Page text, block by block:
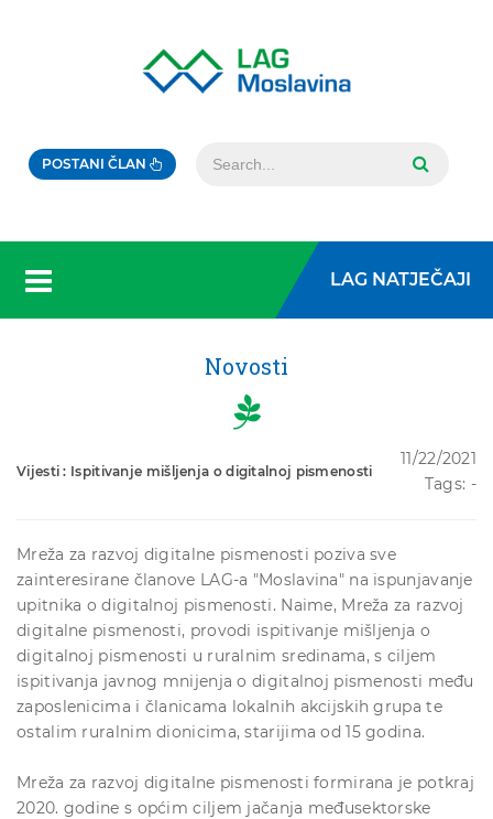
POSTANI ČLAN
LAG NATJEČAJI
Novosti
Vijesti : Ispitivanje mišljenja o digitalnoj pismenosti
11/22/2021
Tags: -
Mreža za razvoj digitalne pismenosti poziva sve
zainteresirane članove LAG-a "Moslavina" na ispunjavanje
upitnika o digitalnoj pismenosti. Naime, Mreža za razvoj
digitalne pismenosti, provodi ispitivanje mišljenja o
digitalnoj pismenosti u ruralnim sredinama, s ciljem
ispitivanja javnog mnijenja o digitalnoj pismenosti među
zaposlenicima i članicama lokalnih akcijskih grupa te
ostalim ruralnim dionicima, starijima od 15 godina.
Mreža za razvoj digitalne pismenosti formirana je potkraj
2020. godine s općim ciljem jačanja međusektorske